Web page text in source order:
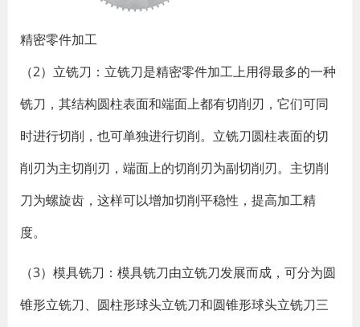
​​精密零件加工
（2）立铣刀：立铣刀是精密零件加工上用得最多的一种
铣刀，其结构圆柱表面和端面上都有切削刃，它们可同
时进行切削，也可单独进行切削。立铣刀圆柱表面的切
削刃为主切削刃，端面上的切削刃为副切削刃。主切削
刀为螺旋齿，这样可以增加切削平稳性，提高加工精
度。
（3）模具铣刀：模具铣刀由立铣刀发展而成，可分为圆
锥形立铣刀、圆柱形球头立铣刀和圆锥形球头立铣刀三